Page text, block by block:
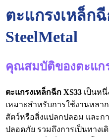
ตะแกรงเหล็กฉี
SteelMetal
คุณสมบัติของตะแก
ตะแกรงเหล็กฉีก XS33 เป็นห
เหมาะสำหรับการใช้งานหลา
สัตว์หรือสิ่งแปลกปลอม และก
ปลอดภัย รวมถึงการเป็นทาง